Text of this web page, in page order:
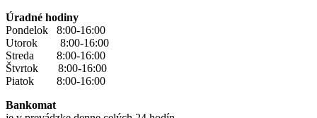
Úradné hodiny
Pondelok 8:00-16:00
Utorok 8:00-16:00
Streda 8:00-16:00
Štvrtok 8:00-16:00
Piatok 8:00-16:00
Bankomat